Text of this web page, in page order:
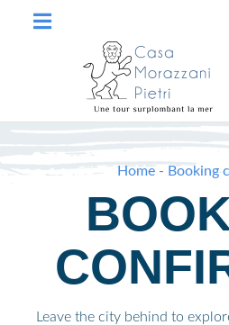
Home - Booking
Leave the city behind to